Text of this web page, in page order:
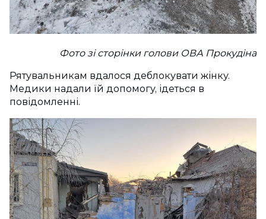
Фото зі сторінки голови ОВА Прокудіна
Рятувальникам вдалося деблокувати жінку.
Медики надали їй допомогу, ідеться в
повідомленні.